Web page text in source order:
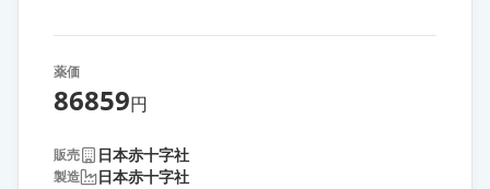
薬価
86859円
販売 日本赤十字社
製造 日本赤十字社